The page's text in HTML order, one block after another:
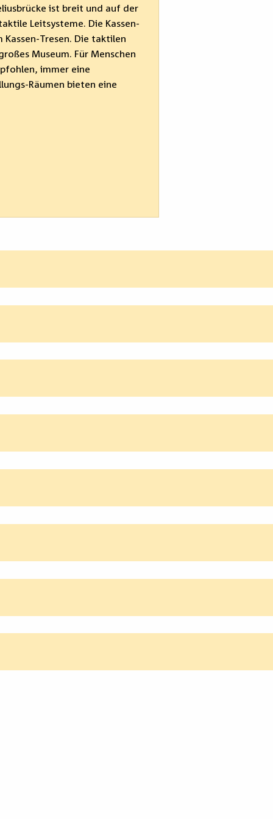
ist breit und auf der
Leitsysteme. Die Kassen-
Tresen. Die taktilen
Museum. Für Menschen
immer eine
Räumen bieten eine